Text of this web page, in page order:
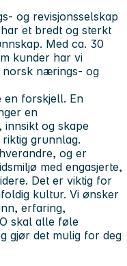
og revisjonsselskap
et bredt og sterkt
Med ca. 30
kunder har vi
norsk nærings- og
en forskjell. En
en
innsikt og skape
grunnlag.
og er
med engasjerte,
Det er viktig for
kultur. Vi ønsker
erfaring,
skal alle føle
gjør det mulig for deg